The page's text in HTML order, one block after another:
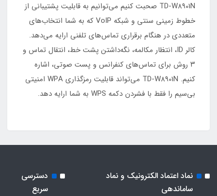
TD-W8901N صحبت کنیم می‌توانیم به قابلیت پشتیبانی از
خطوط زمینی سنتی و شبکه VoIP که به شما انتخاب‌های
متعددی در هنگام برقراری تماس‌های تلفنی ارایه می‌دهد.
کالر ID، انتظار مکالمه، نگه‌داشتن پشت خط، انتقال تماس و
۳ روش برای تماس‌های کنفرانس و پست صوتی، اشاره
کنیم. TD-W8901N می‌تواند قابلیت رمزگذاری WPA امنیتی
بی‌سیم را فقط با فشردن دکمه WPS به شما ارایه دهد.
نماد اعتماد الکترونیک و نماد
ساماندهی
دسترسی
سریع